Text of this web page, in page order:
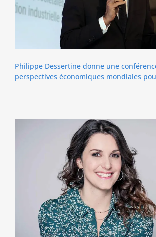
Philippe Dessertine donne une
perspectives économiques mondiales